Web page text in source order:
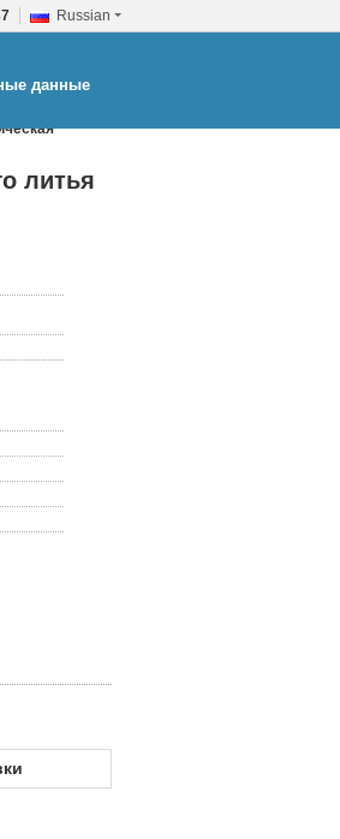
Russian
данные
литья